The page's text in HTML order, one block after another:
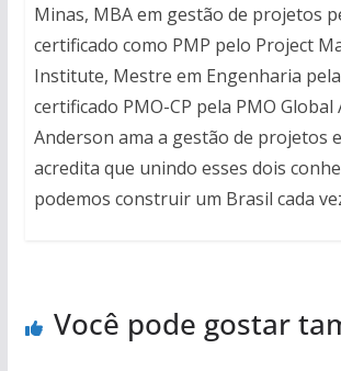
Minas, MBA em gestão de projetos
certificado como PMP pelo Project
Institute, Mestre em Engenharia pela
certificado PMO-CP pela PMO Global
Anderson ama a gestão de projetos
acredita que unindo esses dois
podemos construir um Brasil cada
Você pode gostar